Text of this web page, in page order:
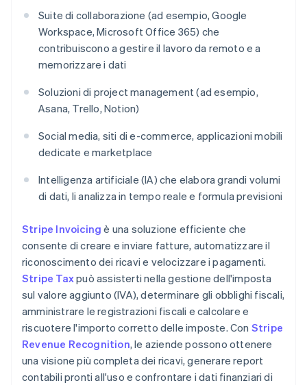
Suite di collaborazione (ad esempio, Google
Workspace, Microsoft Office 365) che
contribuiscono a gestire il lavoro da remoto e a
memorizzare i dati
Soluzioni di project management (ad esempio,
Asana, Trello, Notion)
Social media, siti di e-commerce, applicazioni mobili
dedicate e marketplace
Intelligenza artificiale (IA) che elabora grandi volumi
di dati, li analizza in tempo reale e formula previsioni
Stripe Invoicing è una soluzione efficiente che
consente di creare e inviare fatture, automatizzare il
riconoscimento dei ricavi e velocizzare i pagamenti.
Stripe Taxpuò assisterti nella gestione dell'imposta
sul valore aggiunto (IVA), determinare gli obblighi fiscali,
amministrare le registrazioni fiscali e calcolare e
riscuotere l'importo corretto delle imposte. Con Stripe
Revenue Recognition, le aziende possono ottenere
una visione più completa dei ricavi, generare report
contabili pronti all'uso e confrontare i dati finanziari di